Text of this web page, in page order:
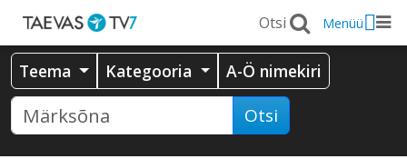
Menüü
Teema Kategooria A-Ö nimekiri
Otsi